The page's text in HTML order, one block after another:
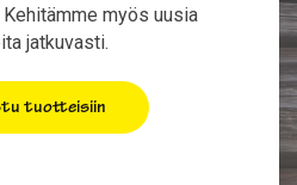
myös uusia
jatkuvasti.
tuotteisiin